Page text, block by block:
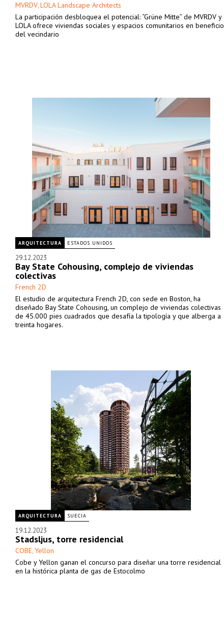
MVRDV, LOLA Landscape Architects
La participación desbloquea el potencial: “Grüne Mitte” de MVRDV y
LOLA ofrece viviendas sociales y espacios comunitarios en beneficio
del vecindario
ARQUITECTURA ESTADOS UNIDOS
29.12.2023
Bay State Cohousing, complejo de viviendas
colectivas
French 2D
El estudio de arquitectura French 2D, con sede en Boston, ha
diseñado Bay State Cohousing, un complejo de viviendas colectivas
de 45.000 pies cuadrados que desafía la tipología y que alberga a
treinta hogares.
ARQUITECTURA SUECIA
19.12.2023
Stadsljus, torre residencial
COBE, Yellon
Cobe y Yellon ganan el concurso para diseñar una torre residencial
en la histórica planta de gas de Estocolmo